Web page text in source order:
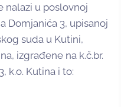
nalazi u poslovnoj
Domjanića 3, upisanoj
suda u Kutini,
izgrađene na k.č.br.
k.o. Kutina i to: